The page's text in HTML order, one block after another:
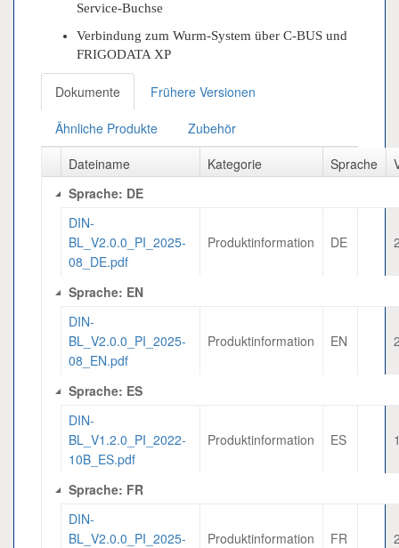
Service-Buchse
Verbindung zum Wurm-System über C-BUS und
FRIGODATA XP
Dokumente Frühere Versionen
Ähnliche Produkte
Zubehör
Dateiname
Kategorie Sprache
Sprache: DE
DIN-
BL_V2.0.0_PI_2025-
08_DE.pdf
Produktinformation DE
Sprache: EN
DIN-
BL_V2.0.0_PI_2025-
08_EN.pdf
Produktinformation EN
Sprache: ES
DIN-
BL_V1.2.0_PI_2022-
10B_ES.pdf
Produktinformation ES
Sprache: FR
DIN-
BL_V2.0.0_PI_2025-
Produktinformation FR